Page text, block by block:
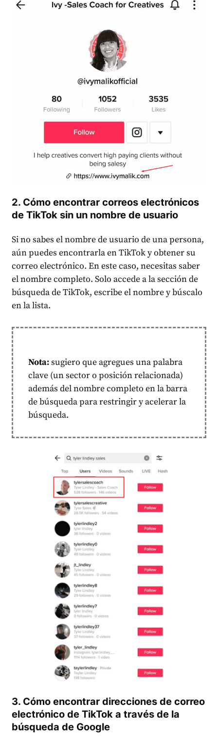
2. Cómo encontrar correos electrónicos
de TikTok sin un nombre de usuario
Si no sabes el nombre de usuario de una persona,
aún puedes encontrarla en TikTok y obtener su
correo electrónico. En este caso, necesitas saber
el nombre completo. Solo accede a la sección de
búsqueda de TikTok, escribe el nombre y búscalo
en la lista.
Nota:sugiero que agregues una palabra
clave (un sector o posición relacionada)
además del nombre completo en la barra
de búsqueda para restringir y acelerar la
búsqueda.
3. Cómo encontrar direcciones de correo
electrónico de TikTok a través de la
búsqueda de Google